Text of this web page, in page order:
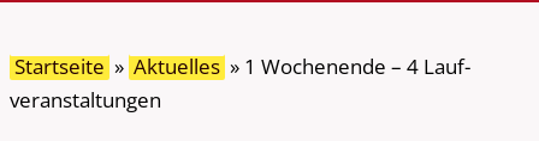
Startseite » Aktuelles » 1 Wochen­ende – 4 Lauf­
veranstal­tungen